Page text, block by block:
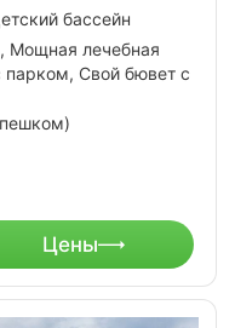
бассейн
Мощная лечебная
Свой бювет с
Цены